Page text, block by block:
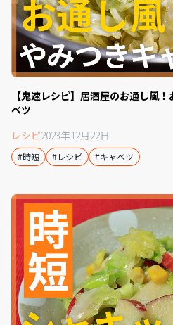
【鬼速レシピ】居酒屋のお通し風
ベツ
レシピ2023年12月22日
#時短 #レシピ #キャベツ